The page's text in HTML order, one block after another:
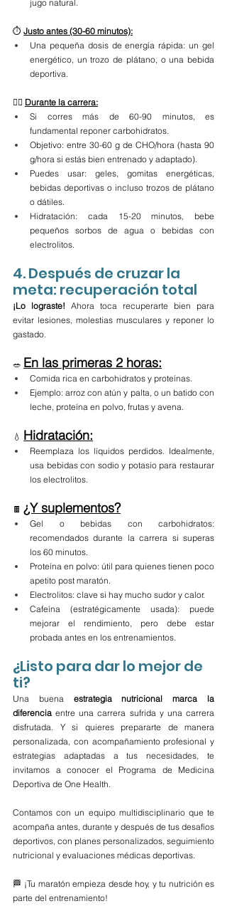
jugo natural.
⏱️ Justo antes (30-60 minutos):
Una pequeña dosis de energía rápida: un gel
energético, un trozo de plátano, o una bebida
deportiva.
🏃‍♂️ Durante la carrera:
Si corres más de 60-90 minutos, es
fundamental reponer carbohidratos.
Objetivo: entre 30-60 g de CHO/hora (hasta 90
g/hora si estás bien entrenado y adaptado).
Puedes usar: geles, gomitas energéticas,
bebidas deportivas o incluso trozos de plátano
o dátiles.
Hidratación: cada 15-20 minutos, bebe
pequeños sorbos de agua o bebidas con
electrolitos.
4. Después de cruzar la
meta: recuperación total
¡Lo lograste! Ahora toca recuperarte bien para
evitar lesiones, molestias musculares y reponer lo
gastado.
🥗 En las primeras 2 horas:
Comida rica en carbohidratos y proteínas.
Ejemplo: arroz con atún y palta, o un batido con
leche, proteína en polvo, frutas y avena.
💧 Hidratación:
Reemplaza los líquidos perdidos. Idealmente,
usa bebidas con sodio y potasio para restaurar
los electrolitos.
🍫 ¿Y suplementos?
Gel o bebidas con carbohidratos:
recomendados durante la carrera si superas
los 60 minutos.
Proteína en polvo: útil para quienes tienen poco
apetito post maratón.
Electrolitos: clave si hay mucho sudor y calor.
Cafeína (estratégicamente usada): puede
mejorar el rendimiento, pero debe estar
probada antes en los entrenamientos.
¿Listo para dar lo mejor de
ti?
Una buena estrategia nutricional marca la
diferencia entre una carrera sufrida y una carrera
disfrutada. Y si quieres prepararte de manera
personalizada, con acompañamiento profesional y
estrategias adaptadas a tus necesidades, te
invitamos a conocer el Programa de Medicina
Deportiva de One Health.
Contamos con un equipo multidisciplinario que te
acompaña antes, durante y después de tus desafíos
deportivos, con planes personalizados, seguimiento
nutricional y evaluaciones médicas deportivas.
🏁 ¡Tu maratón empieza desde hoy, y tu nutrición es
parte del entrenamiento!